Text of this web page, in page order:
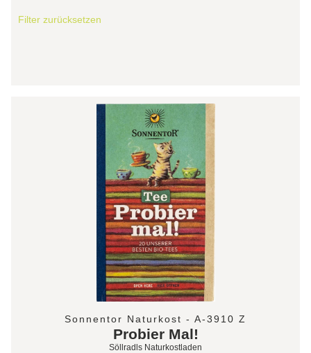
Filter zurücksetzen
Sonnentor Naturkost - A-3910 Z
Probier Mal!
Söllradls Naturkostladen